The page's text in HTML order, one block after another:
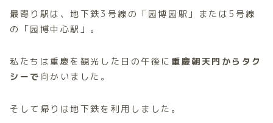
最寄り駅は、地下鉄3号線の「园博园駅」または5号線
の「园博中心駅」。
私たちは重慶を観光した日の午後に 重慶朝天門からタク
シーで 向かいました。
そして帰りは地下鉄を利用しました。